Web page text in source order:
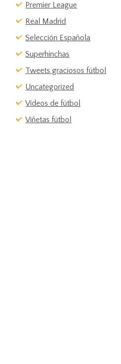
Premier League
Real Madrid
Selección Española
Superhinchas
Tweets graciosos fútbol
Uncategorized
Vídeos de fútbol
Viñetas fútbol